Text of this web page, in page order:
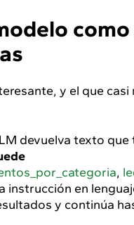
y el que
devuelva texto
,
instrucción en
y continúa